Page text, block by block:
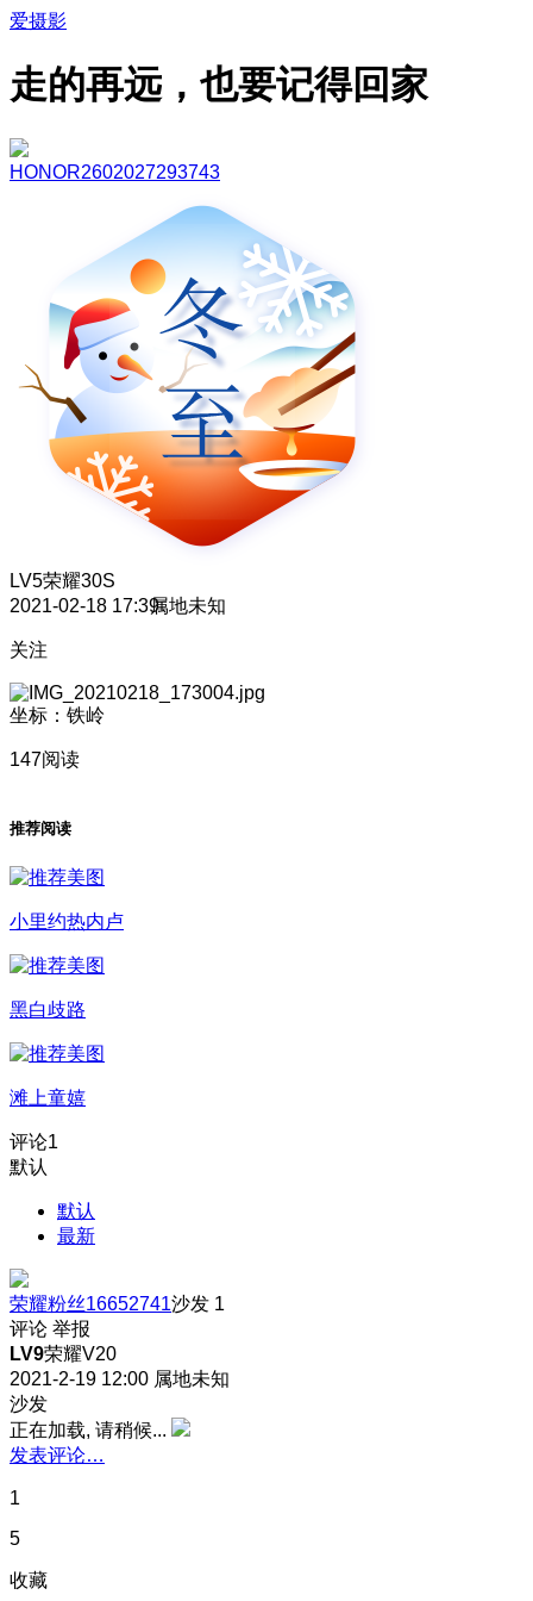
爱摄影
走的再远，也要记得回家
HONOR2602027293743
LV5荣耀30S
2021-02-18 17:39属地未知
关注
坐标：铁岭
147阅读
推荐阅读
小里约热内卢
黑白歧路
滩上童嬉
评论1
默认
默认
最新
荣耀粉丝16652741沙发 1
评论 举报
LV9荣耀V20
2021-2-19 12:00 属地未知
沙发
正在加载, 请稍候...
发表评论…
1
5
收藏